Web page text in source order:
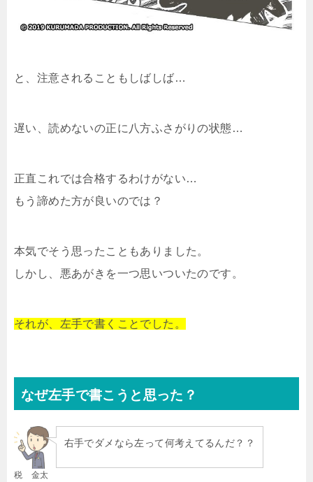
と、注意されることもしばしば…
遅い、読めないの正に八方ふさがりの状態…
正直これでは合格するわけがない…
もう諦めた方が良いのでは？
本気でそう思ったこともありました。
しかし、悪あがきを一つ思いついたのです。
それが、左手で書くことでした。
なぜ左手で書こうと思った？
税 金太
右手でダメなら左って何考えてるんだ？？